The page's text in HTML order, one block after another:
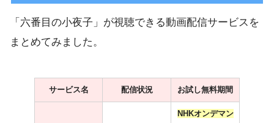
「六番目の小夜子」が視聴できる動画配信サービスを
まとめてみました。
サービス名 配信状況 お試し無料期間
NHKオンデマン